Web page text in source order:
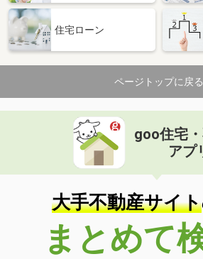
京都府京都市右京区西院西貝川町
価 格
9.22万円
住 所
京都府京都市右
専有面積 32.72m²
京都府京都市西京区松尾木ノ曽町
価 格
住 所
京都府京都市西
間取り
1K
京都府京都市中京区西ノ京小倉町
住宅ローン
ページトップに戻る
goo住宅
アプ
大手不動産サイト
まとめて